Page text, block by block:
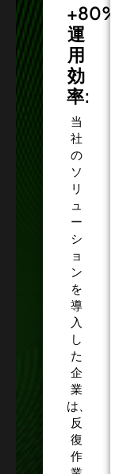
+80%
運
用
効
率:
当
社
の
ソ
リ
ュ
ー
シ
ョ
ン
を
導
入
し
た
企
業
は、
反
復
作